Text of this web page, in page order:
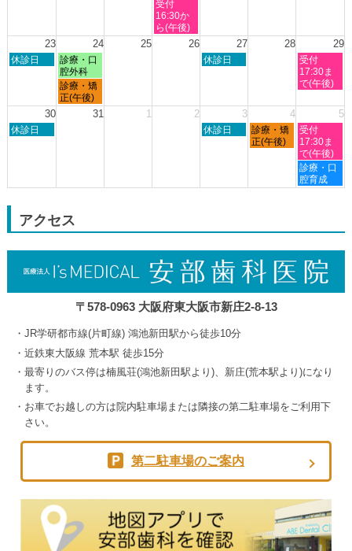
2026
月
19th
2026
2026
2026
2026
水
曜
日,
8
受付
16:30か
ら(午後)
23 24 25 26 27 28 29
日
月
2026
休診日
月
曜
日,
8
月
診療・口
腔外科
木
月
2026
休診日
土
曜
日,
月
2026
受付
17:30ま
で(午後)
月
曜
日,
診療・矯
正(午後)
30 31 1 2 3 4 5
日
30th
休診日
木
3rd
休診日
金
曜
4th
診療・矯
正(午後)
土
曜
日,
9
月
5th
受付
17:30ま
で(午後)
土
曜
日,
診療・口
腔育成
アクセス
〒578-0963 大阪府東大阪市新庄2-8-13
JR学研都市線(片町線) 鴻池新田駅から徒歩10分
近鉄東大阪線 荒本駅 徒歩15分
最寄りのバス停は楠風荘(鴻池新田駅より)、新庄(荒本駅より)になり
ます。
お車でお越しの方は院内駐車場または隣接の第二駐車場をご利用下
さい。
第二駐車場のご案内